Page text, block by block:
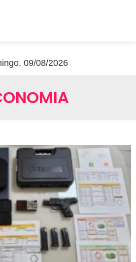
09/08/2026